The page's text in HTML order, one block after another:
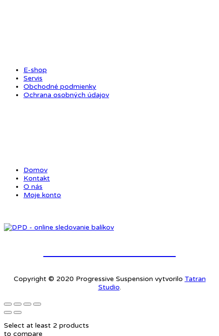
E-shop
Servis
Obchodné podmienky
Ochrana osobných údajov
Domov
Kontakt
O nás
Moje konto
Copyright © 2020 Progressive Suspension vytvorilo Tatran
Studio.
Select at least 2 products
to compare